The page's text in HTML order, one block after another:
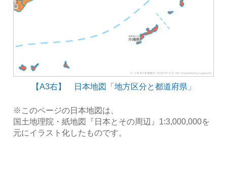
【A3右】 日本地図「地方区分と都道府県」
※このページの日本地図は、
国土地理院・紙地図『日本とその周辺』1:3,000,000を
元にイラスト化したものです。